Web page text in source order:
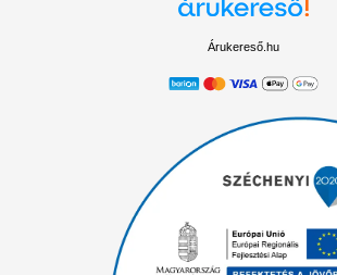
Árukereső.hu